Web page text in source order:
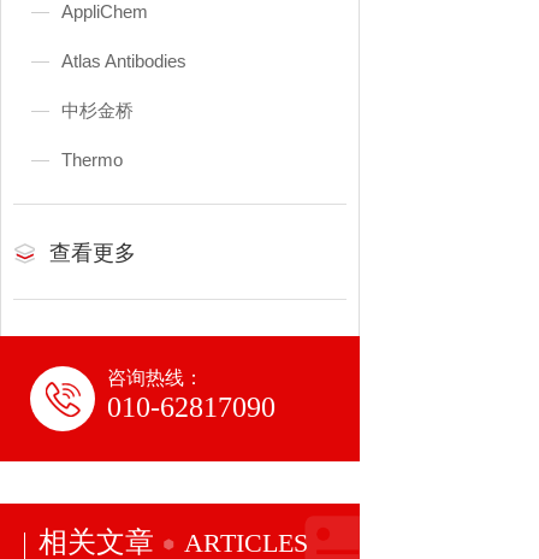
AppliChem
Atlas Antibodies
中杉金桥
Thermo
查看更多
咨询热线：
010-62817090
相关文章 ARTICLES